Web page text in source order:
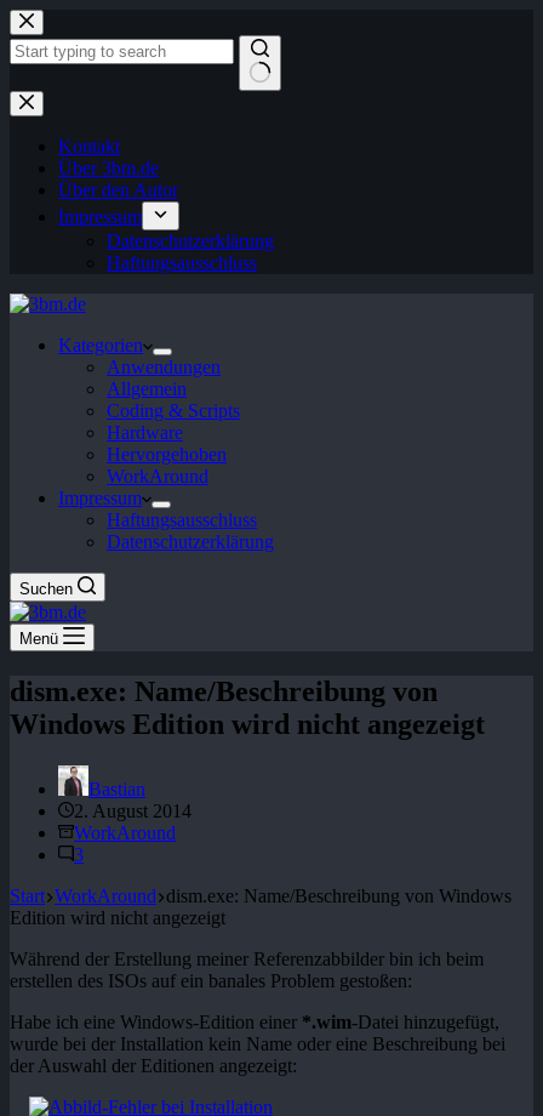
Zum
Inhalt
springen
Keine
Ergebnisse
Kontakt
Über 3bm.de
Über den Autor
Impressum
Datenschutzerklärung
Haftungsausschluss
Kategorien
Anwendungen
Allgemein
Coding & Scripts
Hardware
Hervorgehoben
WorkAround
Impressum
Haftungsausschluss
Datenschutzerklärung
Suchen
Menü
dism.exe: Name/Beschreibung von
Windows Edition wird nicht angezeigt
Bastian
2. August 2014
WorkAround
3
Start WorkAround dism.exe: Name/Beschreibung von Windows
Edition wird nicht angezeigt
Während der Erstellung meiner Referenzabbilder bin ich beim
erstellen des ISOs auf ein banales Problem gestoßen:
Habe ich eine Windows-Edition einer *.wim-Datei hinzugefügt,
wurde bei der Installation kein Name oder eine Beschreibung bei
der Auswahl der Editionen angezeigt: